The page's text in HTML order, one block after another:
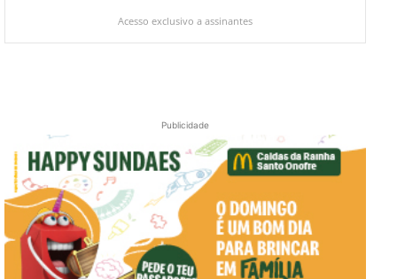
Acesso exclusivo a assinantes
Publicidade